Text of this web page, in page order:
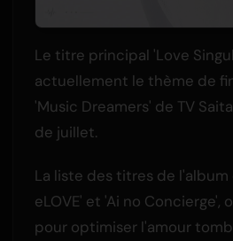
Le titre principal 'Love
actuellement le thème de
'Music Dreamers' de TV
de juillet.
La liste des titres de l'album
eLOVE' et 'Ai no Concierge',
pour optimiser l'amour